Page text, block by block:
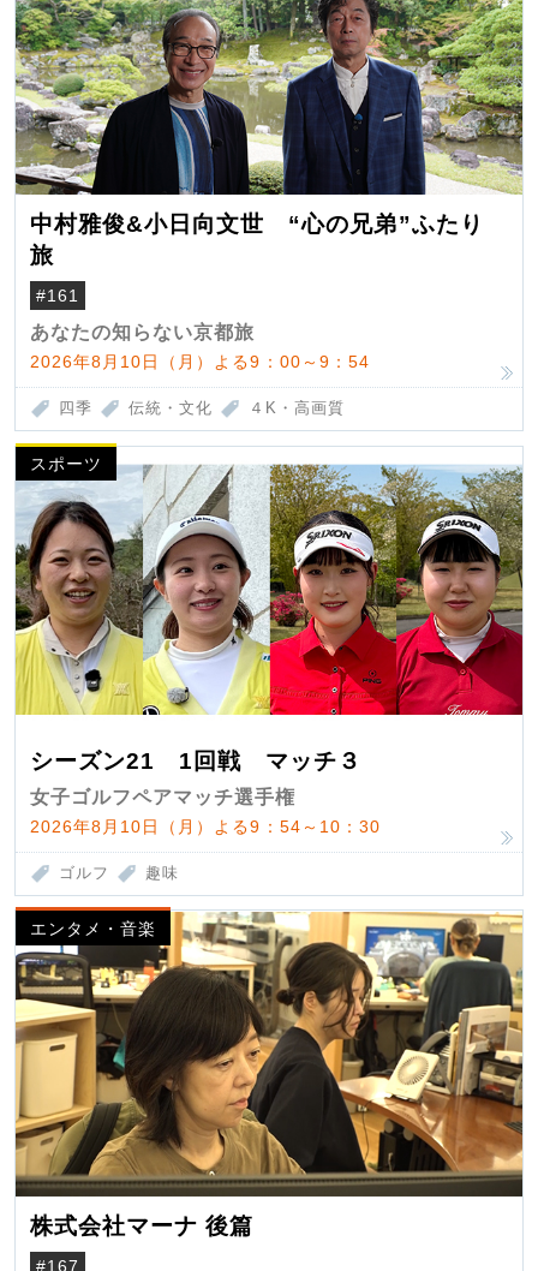
中村雅俊&小日向文世 “心の兄弟”ふたり
旅
#161
あなたの知らない京都旅
2026年8月10日（月）よる9：00～9：54
四季 伝統・文化 ４K・高画質
スポーツ
シーズン21 1回戦 マッチ３
女子ゴルフペアマッチ選手権
2026年8月10日（月）よる9：54～10：30
ゴルフ 趣味
エンタメ・音楽
株式会社マーナ 後篇
#167